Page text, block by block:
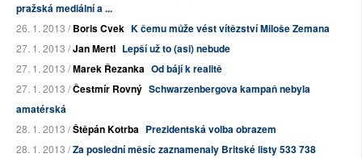
pražská mediální a ...
26. 1. 2013 /Boris Cvek K čemu může vést vítězství Miloše Zemana
27. 1. 2013 /Jan Mertl Lepší už to (asi) nebude
27. 1. 2013 /Marek Řezanka Od bájí k realitě
27. 1. 2013 /Čestmír Rovný Schwarzenbergova kampaň nebyla
amatérská
28. 1. 2013 /Štěpán Kotrba Prezidentská volba obrazem
28. 1. 2013 /Za poslední měsíc zaznamenaly Britské listy 533 738